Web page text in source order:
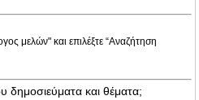
μελών" και επιλέξτε “Αναζήτηση
και θέματα;